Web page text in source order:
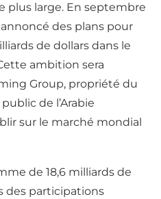
plus large. En septembre
annoncé des plans pour
de dollars dans le
ambition sera
Group, propriété du
de l’Arabie
sur le marché mondial
de 18,6 milliards de
des participations